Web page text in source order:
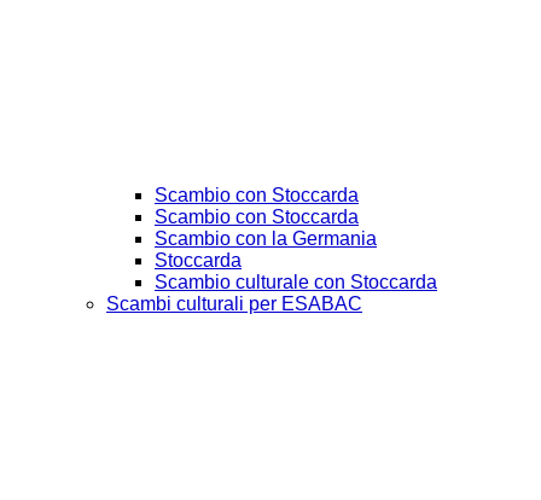
Scambio con Stoccarda
Scambio con Stoccarda
Scambio con la Germania
Stoccarda
Scambio culturale con Stoccarda
Scambi culturali per ESABAC